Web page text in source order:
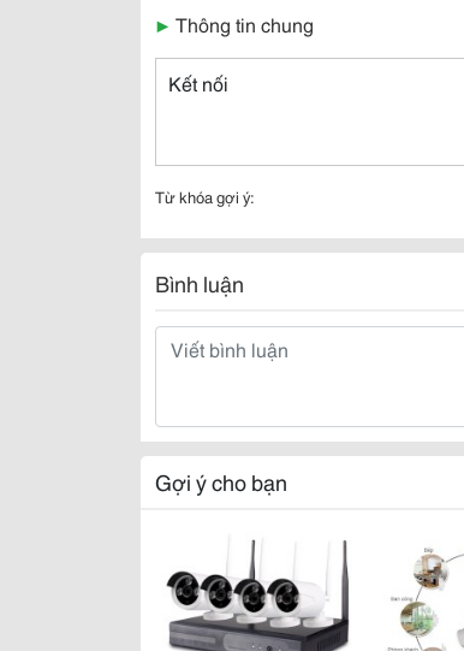
▶ Thông tin chung
Kết nối
Từ khóa gợi ý:
Bình luận
Gợi ý cho bạn